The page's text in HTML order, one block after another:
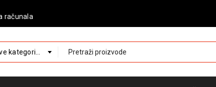
računala
kategorije